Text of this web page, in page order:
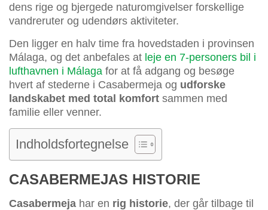
dens rige og bjergede naturomgivelser forskellige
vandreruter og udendørs aktiviteter.
Den ligger en halv time fra hovedstaden i provinsen
Málaga, og det anbefales at leje en 7-personers bil i
lufthavnen i Málaga for at få adgang og besøge
hvert af stederne i Casabermeja og udforske
landskabet med total komfort sammen med
familie eller venner.
Indholdsfortegnelse
CASABERMEJAS HISTORIE
Casabermeja har en rig historie, der går tilbage til